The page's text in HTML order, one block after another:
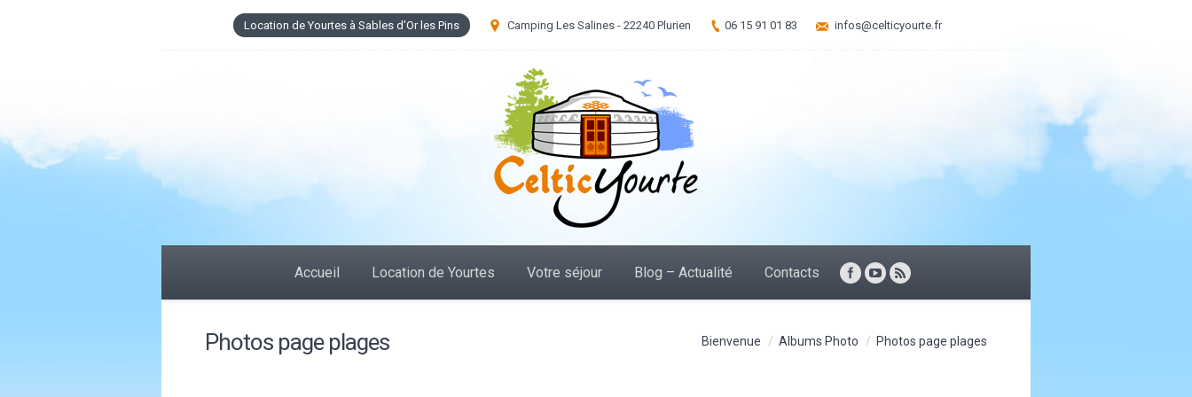
Location de Yourtes à Sables d'Or les Pins Camping Les Salines - 22240 Plurien 06 15 91 01 83 infos@celticyourte.fr
Accueil Location de Yourtes Votre séjour Blog – Actualité Contacts
Photos page plages Bienvenue Albums Photo Photos page plages